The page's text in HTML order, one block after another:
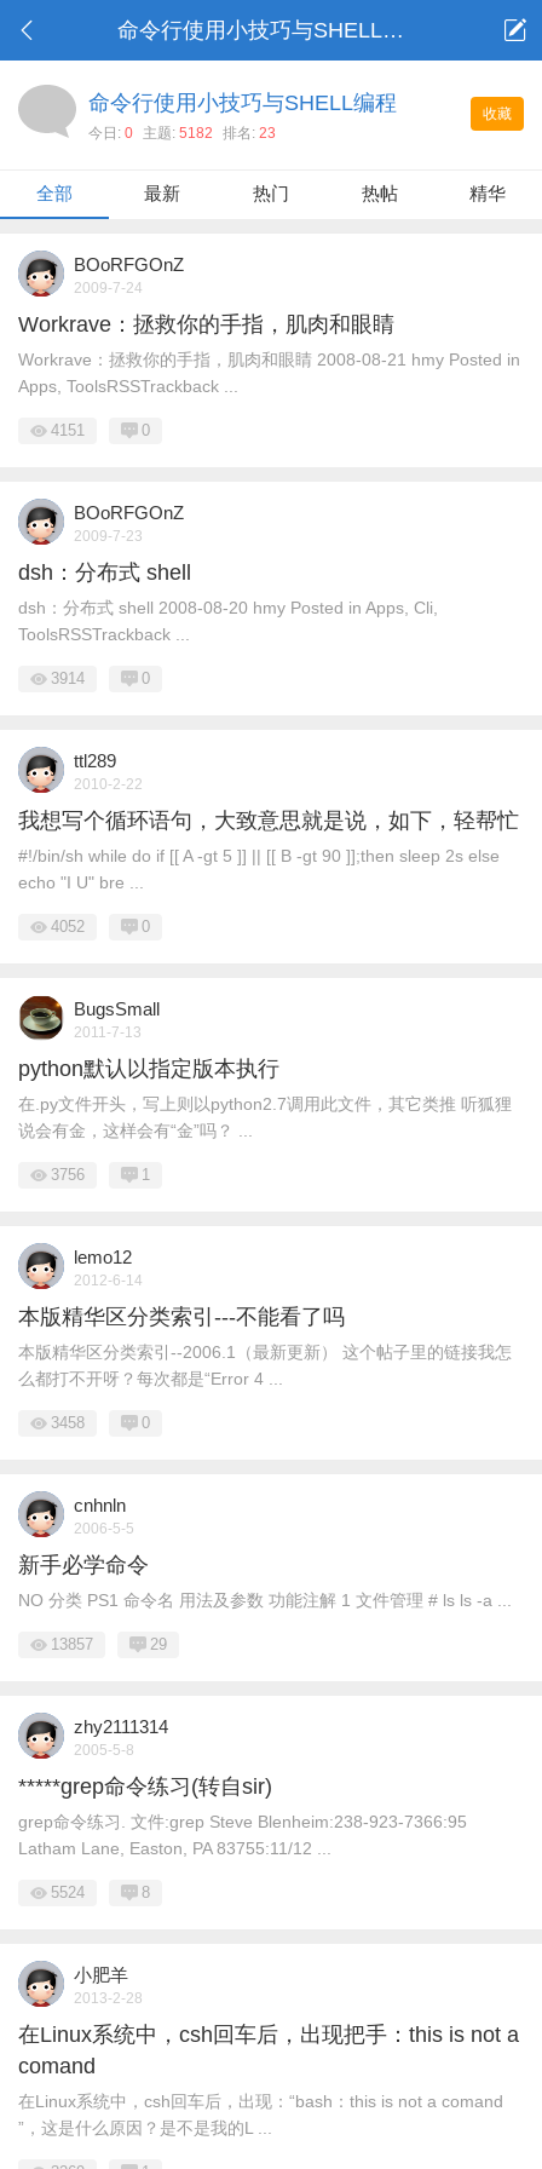
命令行使用小技巧与SHELL编程
收藏
命令行使用小技巧与SHELL编程
今日: 0 主题: 5182 排名: 23
全部 最新 热门 热帖 精华
BOoRFGOnZ
2009-7-24
Workrave：拯救你的手指，肌肉和眼睛
Workrave：拯救你的手指，肌肉和眼睛 2008-08-21 hmy Posted in
Apps, ToolsRSSTrackback ...
4151 0
BOoRFGOnZ
2009-7-23
dsh：分布式 shell
dsh：分布式 shell 2008-08-20 hmy Posted in Apps, Cli,
ToolsRSSTrackback ...
3914 0
ttl289
2010-2-22
我想写个循环语句，大致意思就是说，如下，轻帮忙
#!/bin/sh while do if [[ A -gt 5 ]] || [[ B -gt 90 ]];then sleep 2s else
echo "I U" bre ...
4052 0
BugsSmall
2011-7-13
python默认以指定版本执行
在.py文件开头，写上则以python2.7调用此文件，其它类推 听狐狸
说会有金，这样会有“金”吗？ ...
3756 1
lemo12
2012-6-14
本版精华区分类索引---不能看了吗
本版精华区分类索引--2006.1（最新更新） 这个帖子里的链接我怎
么都打不开呀？每次都是“Error 4 ...
3458 0
cnhnln
2006-5-5
新手必学命令
NO 分类 PS1 命令名 用法及参数 功能注解 1 文件管理 # ls ls -a ...
13857 29
zhy2111314
2005-5-8
*****grep命令练习(转自sir)
grep命令练习. 文件:grep Steve Blenheim:238-923-7366:95
Latham Lane, Easton, PA 83755:11/12 ...
5524 8
小肥羊
2013-2-28
在Linux系统中，csh回车后，出现把手：this is not a
comand
在Linux系统中，csh回车后，出现：“bash：this is not a comand
”，这是什么原因？是不是我的L ...